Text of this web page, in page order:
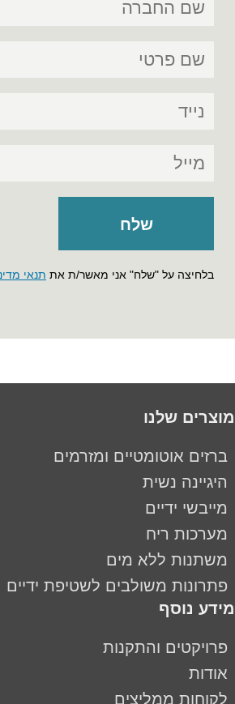
בלחיצה על "שלח" אני מאשר/ת את תנאי
מוצרים שלנו
ברזים אוטומטיים ומזרמים
היגיינה נשית
מייבשי ידיים
מערכות ריח
משתנות ללא מים
פתרונות משולבים לשטיפת ידיים
מידע נוסף
פרויקטים והתקנות
אודות
לקוחות ממליצים